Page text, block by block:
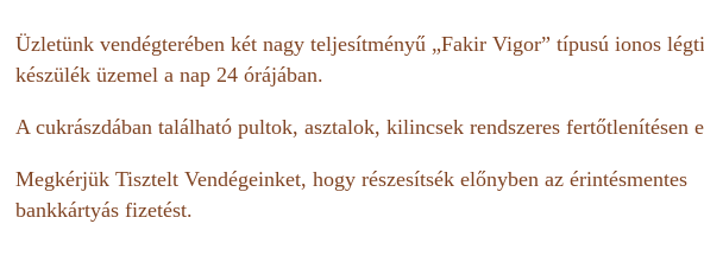
Üzletünk vendégterében két nagy teljesítményű „Fakir Vigor” típusú ionos
készülék üzemel a nap 24 órájában.
A cukrászdában található pultok, asztalok, kilincsek rendszeres fertőtlenítésen
Megkérjük Tisztelt Vendégeinket, hogy részesítsék előnyben az érintésmentes
bankkártyás fizetést.